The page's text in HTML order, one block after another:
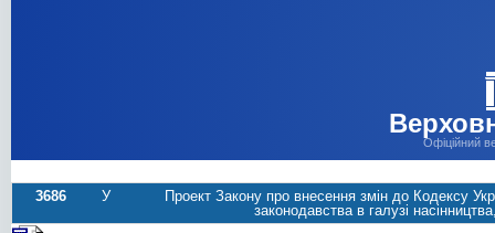
Офіційний
3686 У
Проект Закону про внесення змін до Кодексу
законодавства в галузі